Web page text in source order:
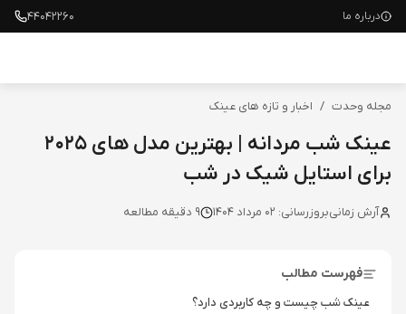
درباره ما ۴۴۰۴۲۲۶۰
مجله وحدت / اخبار و تازه های عینک
عینک شب مردانه | بهترین مدل های 2025
برای استایل شیک در شب
آرش زمانیبروزرسانی: 02 مرداد 1404 9 دقیقه مطالعه
فهرست مطالب
عینک شب چیست و چه کاربردی دارد؟